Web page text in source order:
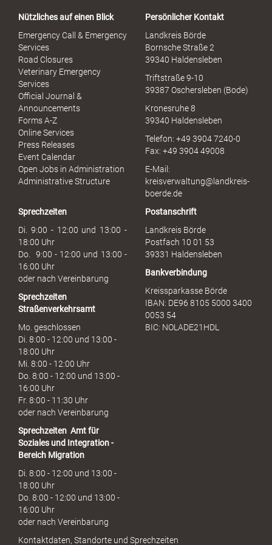
S
s
u
h
Nützliches auf einen Blick
Emergency Call & Emergency
Services
Road Closures
Veterinary Emergency
Services
Official Journal &
Announcements
Forms A-Z
Online Services
Press Releases
Event Calendar
Open Jobs in Administration
Administrative Structure
Persönlicher Kontakt
Landkreis Börde
Bornsche Straße 2
39340 Haldensleben
Triftstraße 9-10
39387 Oschersleben (Bode)
Kronesruhe 8
39340 Haldensleben
Telefon: +49 3904 7240-0
Fax: +49 3904 49008
E-Mail:
kreisverwaltung@landkreis-
boerde.de
Sprechzeiten
Di. 9:00 - 12:00 und 13:00 -
18:00 Uhr
Do. 9:00 - 12:00 und 13:00 -
16:00 Uhr
oder nach Vereinbarung
Sprechzeiten
Straßenverkehrsamt
Mo. geschlossen
Di. 8:00 - 12:00 und 13:00 -
18:00 Uhr
Mi. 8:00 - 12:00 Uhr
Do. 8:00 - 12:00 und 13:00 -
16:00 Uhr
Fr. 8:00 - 11:30 Uhr
oder nach Vereinbarung
Sprechzeiten Amt für
Soziales und Integration -
Bereich Migration
Di. 8:00 - 12:00 und 13:00 -
18:00 Uhr
Do. 8:00 - 12:00 und 13:00 -
16:00 Uhr
oder nach Vereinbarung
Postanschrift
Landkreis Börde
Postfach 10 01 53
39331 Haldensleben
Bankverbindung
Kreissparkasse Börde
IBAN: DE96 8105 5000 3400
0053 54
BIC: NOLADE21HDL
Kontaktdaten, Standorte und Sprechzeiten